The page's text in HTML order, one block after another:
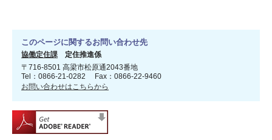
このページに関するお問い合わせ先
協働定住課 定住推進係
〒716-8501 高梁市松原通2043番地
Tel：0866-21-0282 Fax：0866-22-9460
お問い合わせはこちらから